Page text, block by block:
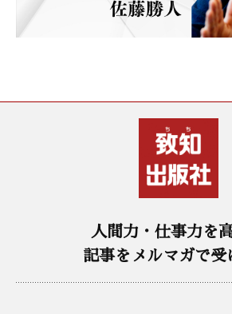
人間力・仕事力を
記事をメルマガで受